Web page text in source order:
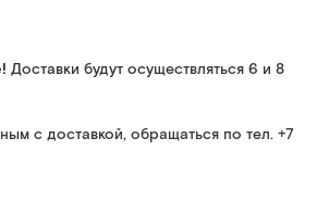
Доставки будут осуществляться 6 и 8
с доставкой, обращаться по тел. +7